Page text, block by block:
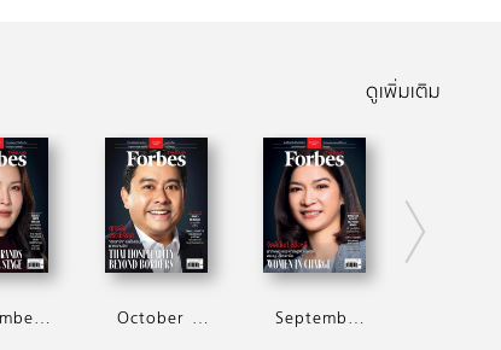
ดูเพิ่มเติม
November 2025 October 2025 September 2025